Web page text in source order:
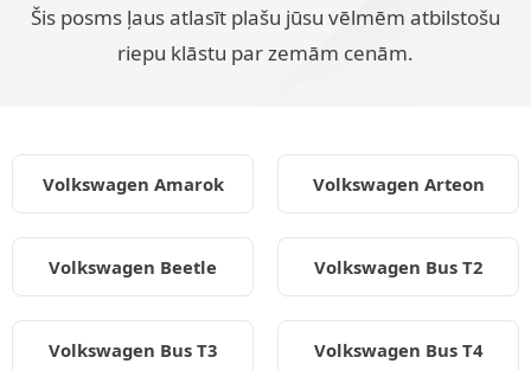
Šis posms ļaus atlasīt plašu jūsu vēlmēm atbilstošu
riepu klāstu par zemām cenām.
Volkswagen Amarok Volkswagen Arteon
Volkswagen Beetle Volkswagen Bus T2
Volkswagen Bus T3 Volkswagen Bus T4